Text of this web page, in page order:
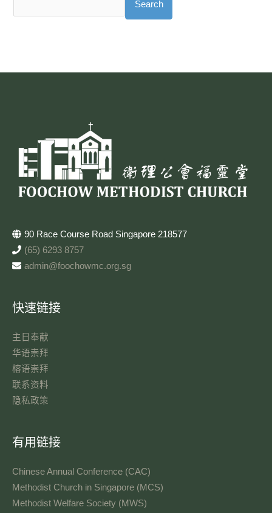
Search
90 Race Course Road Singapore 218577
(65) 6293 8757
admin@foochowmc.org.sg
快速链接
主日奉献​
华语崇拜
榕语崇拜
联系资料​
隐私政策
有用链接
Chinese Annual Conference (CAC)
Methodist Church in Singapore (MCS)
Methodist Welfare Society (MWS)